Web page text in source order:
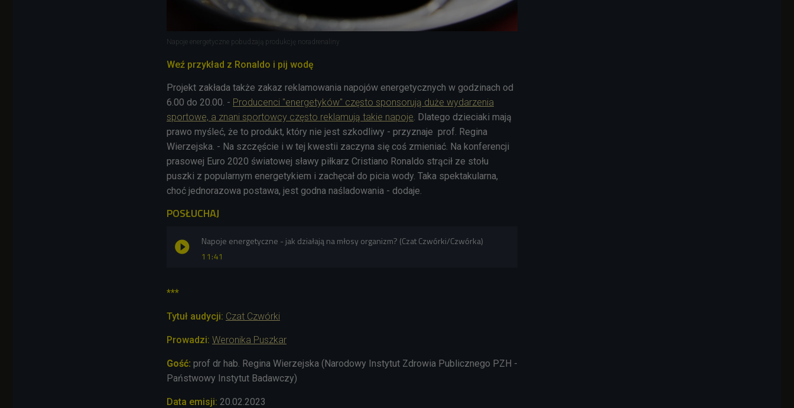
Napoje energetyczne pobudzają produkcję noradrenaliny
Weź przykład z Ronaldo i pij wodę
Projekt zakłada także zakaz reklamowania napojów energetycznych w godzinach od
6.00 do 20.00. - Producenci "energetyków" często sponsorują duże wydarzenia
sportowe, a znani sportowcy często reklamują takie napoje. Dlatego dzieciaki mają
prawo myśleć, że to produkt, który nie jest szkodliwy - przyznaje prof. Regina
Wierzejska. - Na szczęście i w tej kwestii zaczyna się coś zmieniać. Na konferencji
prasowej Euro 2020 światowej sławy piłkarz Cristiano Ronaldo strącił ze stołu
puszki z popularnym energetykiem i zachęcał do picia wody. Taka spektakularna,
choć jednorazowa postawa, jest godna naśladowania - dodaje.
POSŁUCHAJ
11:41
Napoje energetyczne - jak działają na młosy organizm? (Czat Czwórki/Czwórka)
***
Tytuł audycji: Czat Czwórki
Prowadzi: Weronika Puszkar
Gość: prof dr hab. Regina Wierzejska (Narodowy Instytut Zdrowia Publicznego PZH -
Państwowy Instytut Badawczy)
Data emisji: 20.02.2023